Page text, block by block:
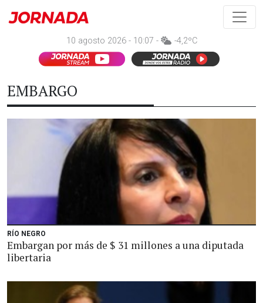
10 agosto 2026 - 10:07 - -4,2ºC
EMBARGO
RÍO NEGRO
Embargan por más de $ 31 millones a una diputada
libertaria